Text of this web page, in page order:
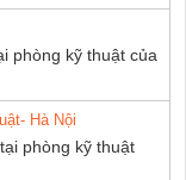
phòng kỹ thuật của
Hà Nội
phòng kỹ thuật